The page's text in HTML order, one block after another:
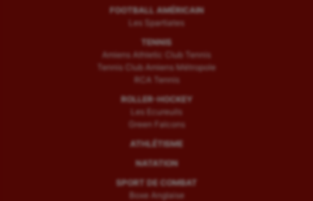
FOOTBALL AMÉRICAIN
Les Spartiates
TENNIS
Amiens Athletic Club Tennis
Tennis Club Amiens Métropole
RCA Tennis
ROLLER-HOCKEY
Les Ecureuils
Green Falcons
ATHLÉTISME
NATATION
SPORT DE COMBAT
Boxe Anglaise